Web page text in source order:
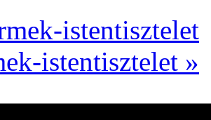
istentisztelet
istentisztelet »